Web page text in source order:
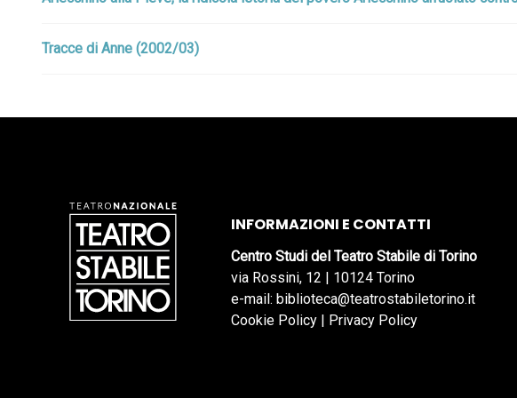
Tracce di Anne (2002/03)
INFORMAZIONI E CONTATTI
Centro Studi del Teatro Stabile di Torino
via Rossini, 12 | 10124 Torino
e-mail: biblioteca@teatrostabiletorino.it
Cookie Policy | Privacy Policy